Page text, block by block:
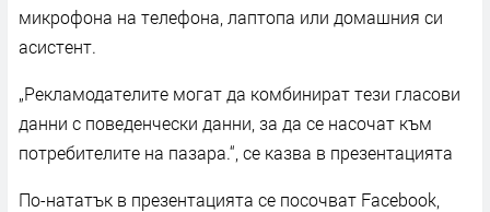
микрофона на телефона, лаптопа или домашния си
асистент.
„Рекламодателите могат да комбинират тези гласови
данни с поведенчески данни, за да се насочат към
потребителите на пазара.“, се казва в презентацията
По-нататък в презентацията се посочват Facebook,